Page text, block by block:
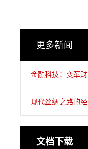
更多新闻
金融科技：变革
现代丝绸之路的
文档下载